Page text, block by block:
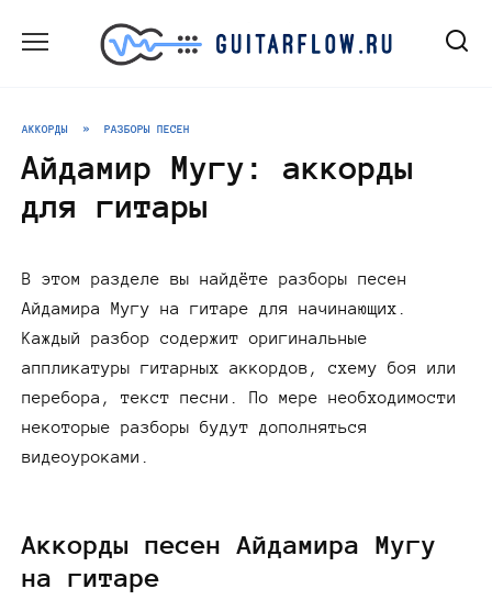
АККОРДЫ » РАЗБОРЫ ПЕСЕН
Айдамир Мугу: аккорды
для гитары
В этом разделе вы найдёте разборы песен
Айдамира Мугу на гитаре для начинающих.
Каждый разбор содержит оригинальные
аппликатуры гитарных аккордов, схему боя или
перебора, текст песни. По мере необходимости
некоторые разборы будут дополняться
видеоуроками.
Аккорды песен Айдамира Мугу
на гитаре